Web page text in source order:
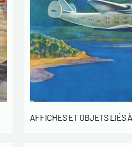
Les
gestion
3 ans et
pouvez
vous
AFFICHES ET OBJETS LIÉS